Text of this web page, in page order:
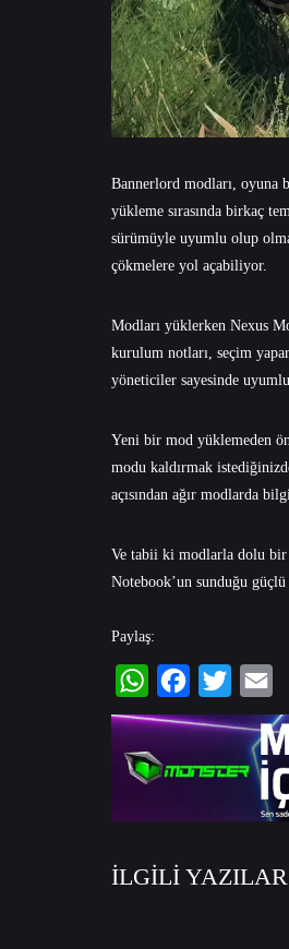
Bannerlord modları, oyuna
yükleme sırasında birkaç
sürümüyle uyumlu olup
çökmelere yol açabiliyor.
Modları yüklerken Nexus
kurulum notları, seçim
yöneticiler sayesinde
Yeni bir mod yüklemeden
modu kaldırmak
açısından ağır modlarda
Ve tabii ki modlarla dolu bir
Notebook’un sunduğu güçlü
Paylaş:
WhatsAppFacebookTwitterEmail
İLGİLİ YAZILAR